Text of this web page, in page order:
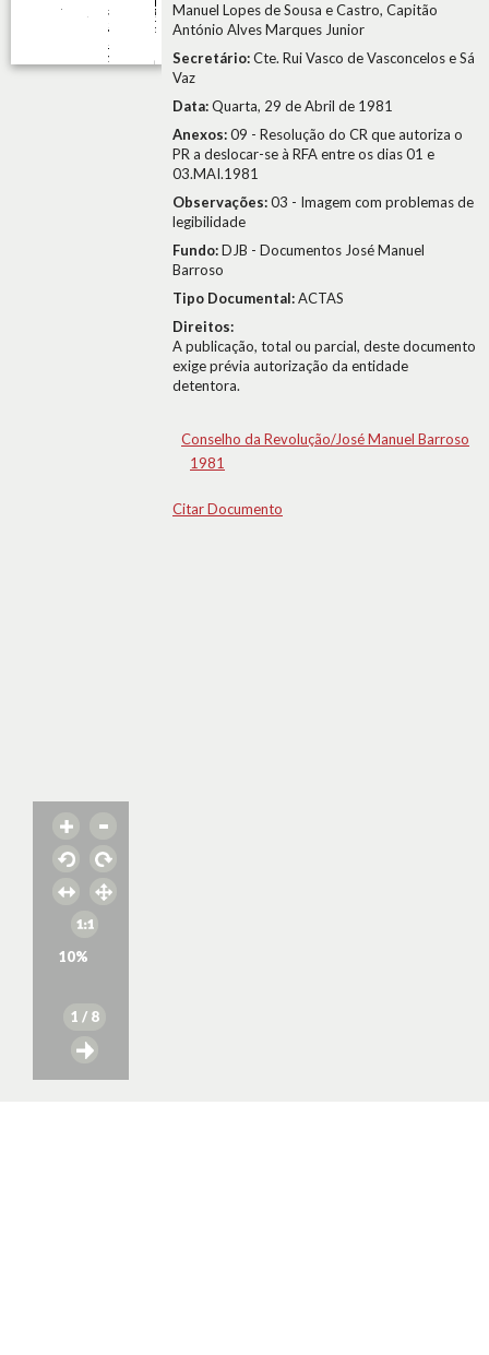
10%
1 / 8
Manuel Lopes de Sousa e Castro, Capitão
António Alves Marques Junior
Secretário:Cte. Rui Vasco de Vasconcelos e Sá
Vaz
Data:Quarta, 29 de Abril de 1981
Anexos:09 - Resolução do CR que autoriza o
PR a deslocar-se à RFA entre os dias 01 e
03.MAI.1981
Observações:03 - Imagem com problemas de
legibilidade
Fundo:DJB - Documentos José Manuel
Barroso
Tipo Documental:ACTAS
Direitos:
A publicação, total ou parcial, deste documento
exige prévia autorização da entidade
detentora.
Conselho da Revolução/José Manuel Barroso
1981
Citar Documento